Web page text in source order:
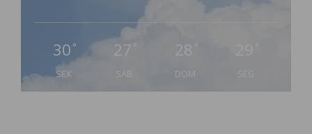
30 °
SEX
27 °
SÁB
28 °
DOM